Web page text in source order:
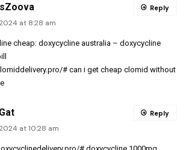
at 8:28 am
cheap: doxycycline australia – doxycycline
# can i get cheap clomid without
Reply
at 10:28 am
Reply